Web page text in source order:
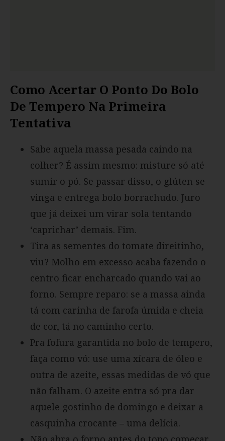
Como Acertar O Ponto Do Bolo
De Tempero Na Primeira
Tentativa
Sabe aquela massa pesada caindo na
colher? É assim mesmo: misture só até
sumir o pó. Se passar disso, o glúten se
vinga e entrega bolo borrachudo. Juro
que já deixei um virar sola tentando
‘caprichar’ demais. Fim.
Tira as sementes do tomate direitinho,
viu? Molho em excesso acaba fazendo o
centro ficar encharcado quando vai ao
forno. Sempre reparo: se a massa ainda
tá com carinha de farofa úmida e cheia
de cor, tá no caminho certo.
Pra fofura garantida no bolo de tempero,
faça como vó: use uma xícara de óleo e
outra de azeite, essas medidas de vó que
não falham. O azeite entra só pra dar
aquele gostinho de domingo e deixar a
casquinha crocante – uma delícia.